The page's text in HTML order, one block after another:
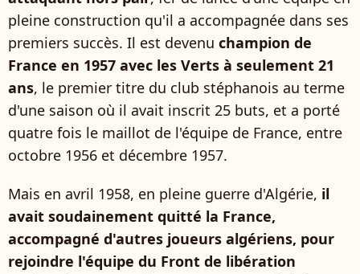
pleine construction qu'il a accompagnée dans ses
premiers succès. Il est devenu champion de
France en 1957 avec les Verts à seulement 21
ans, le premier titre du club stéphanois au terme
d'une saison où il avait inscrit 25 buts, et a porté
quatre fois le maillot de l'équipe de France, entre
octobre 1956 et décembre 1957.
Mais en avril 1958, en pleine guerre d'Algérie, il
avait soudainement quitté la France,
accompagné d'autres joueurs algériens, pour
rejoindre l'équipe du Front de libération